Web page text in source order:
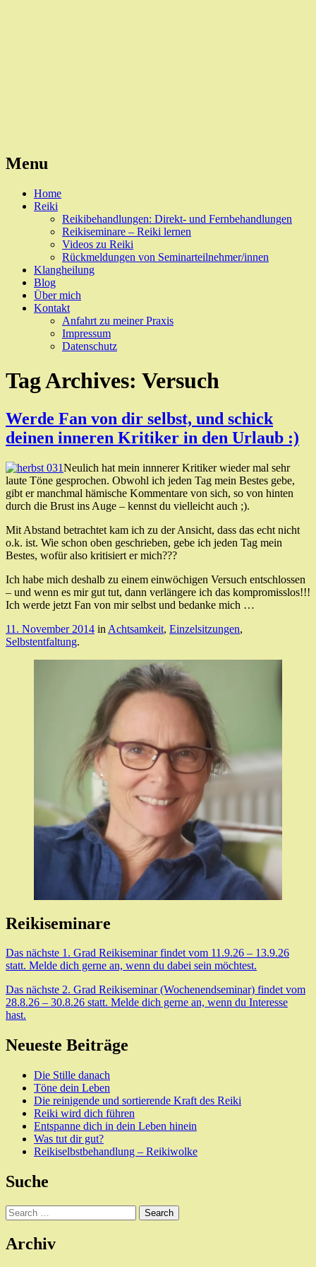
Menu
Skip
Home
Reiki
Reikibehandlungen: Direkt- und Fernbehandlungen
Reikiseminare – Reiki lernen
Videos zu Reiki
Rückmeldungen von Seminarteilnehmer/innen
Klangheilung
Blog
Über mich
Kontakt
Anfahrt zu meiner Praxis
Impressum
Datenschutz
Tag Archives: Versuch
Werde Fan von dir selbst, und schick
deinen inneren Kritiker in den Urlaub :)
Neulich hat mein innnerer Kritiker wieder mal sehr
laute Töne gesprochen. Obwohl ich jeden Tag mein Bestes gebe,
gibt er manchmal hämische Kommentare von sich, so von hinten
durch die Brust ins Auge – kennst du vielleicht auch ;).
Mit Abstand betrachtet kam ich zu der Ansicht, dass das echt nicht
o.k. ist. Wie schon oben geschrieben, gebe ich jeden Tag mein
Bestes, wofür also kritisiert er mich???
Ich habe mich deshalb zu einem einwöchigen Versuch entschlossen
– und wenn es mir gut tut, dann verlängere ich das kompromisslos!!!
Ich werde jetzt Fan von mir selbst und bedanke mich …
11. November 2014 in Achtsamkeit, Einzelsitzungen,
Selbstentfaltung.
Reikiseminare
Das nächste 1. Grad Reikiseminar findet vom 11.9.26 – 13.9.26
statt. Melde dich gerne an, wenn du dabei sein möchtest.
Das nächste 2. Grad Reikiseminar (Wochenendseminar) findet vom
28.8.26 – 30.8.26 statt. Melde dich gerne an, wenn du Interesse
hast.
Neueste Beiträge
Die Stille danach
Töne dein Leben
Die reinigende und sortierende Kraft des Reiki
Reiki wird dich führen
Entspanne dich in dein Leben hinein
Was tut dir gut?
Reikiselbstbehandlung – Reikiwolke
Suche
Search
Archiv